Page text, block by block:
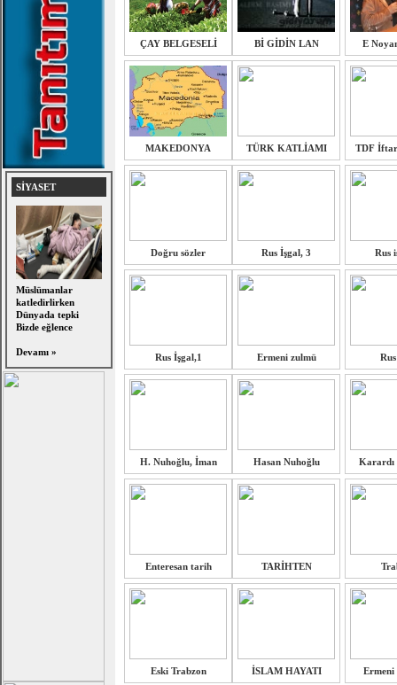
SİYASET
Müslümanlar
katledirlirken
Dünyada tepki
Bizde eğlence
Devamı »
ÇAY BELGESELİ Bİ GİDİN LAN E
MAKEDONYA TÜRK KATLİAMI TDF
Doğru sözler Rus İşgal, 3 Rus
Rus İşgal,1 Ermeni zulmü
H. Nuhoğlu, İman Hasan Nuhoğlu Karardı
Enteresan tarih TARİHTEN
Eski Trabzon İSLAM HAYATI Ermeni